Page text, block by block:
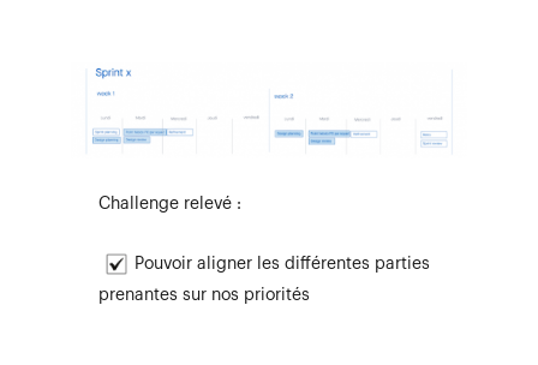
Challenge relevé :
Pouvoir aligner les différentes parties
prenantes sur nos priorités